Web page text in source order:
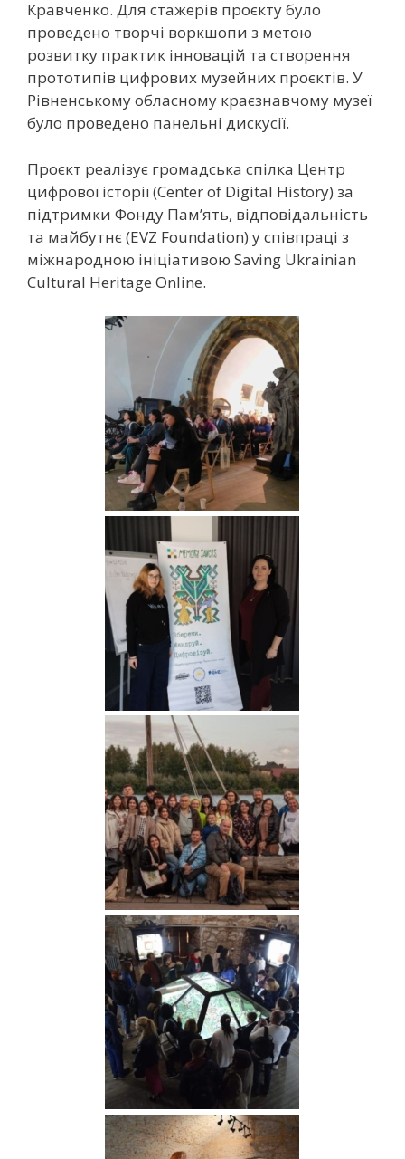
Кравченко. Для стажерів проєкту було
проведено творчі воркшопи з метою
розвитку практик інновацій та створення
прототипів цифрових музейних проєктів. У
Рівненському обласному краєзнавчому музеї
було проведено панельні дискусії.
Проєкт реалізує громадська спілка Центр
цифрової історії (Center of Digital History) за
підтримки Фонду Пам’ять, відповідальність
та майбутнє (EVZ Foundation) у співпраці з
міжнародною ініціативою Saving Ukrainian
Cultural Heritage Online.